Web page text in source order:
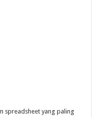
spreadsheet yang paling